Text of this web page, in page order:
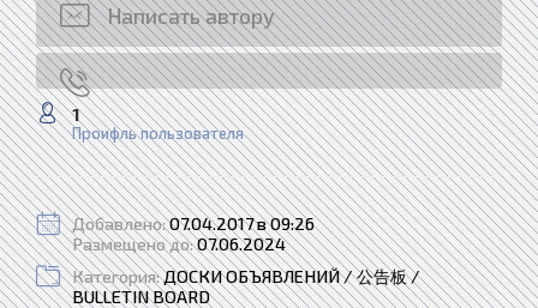
Написать автору
1
Проифль пользователя
Добавлено:07.04.2017 в 09:26
Размещено до:07.06.2024
Категория:ДОСКИ ОБЪЯВЛЕНИЙ / 公告板 /
BULLETIN BOARD